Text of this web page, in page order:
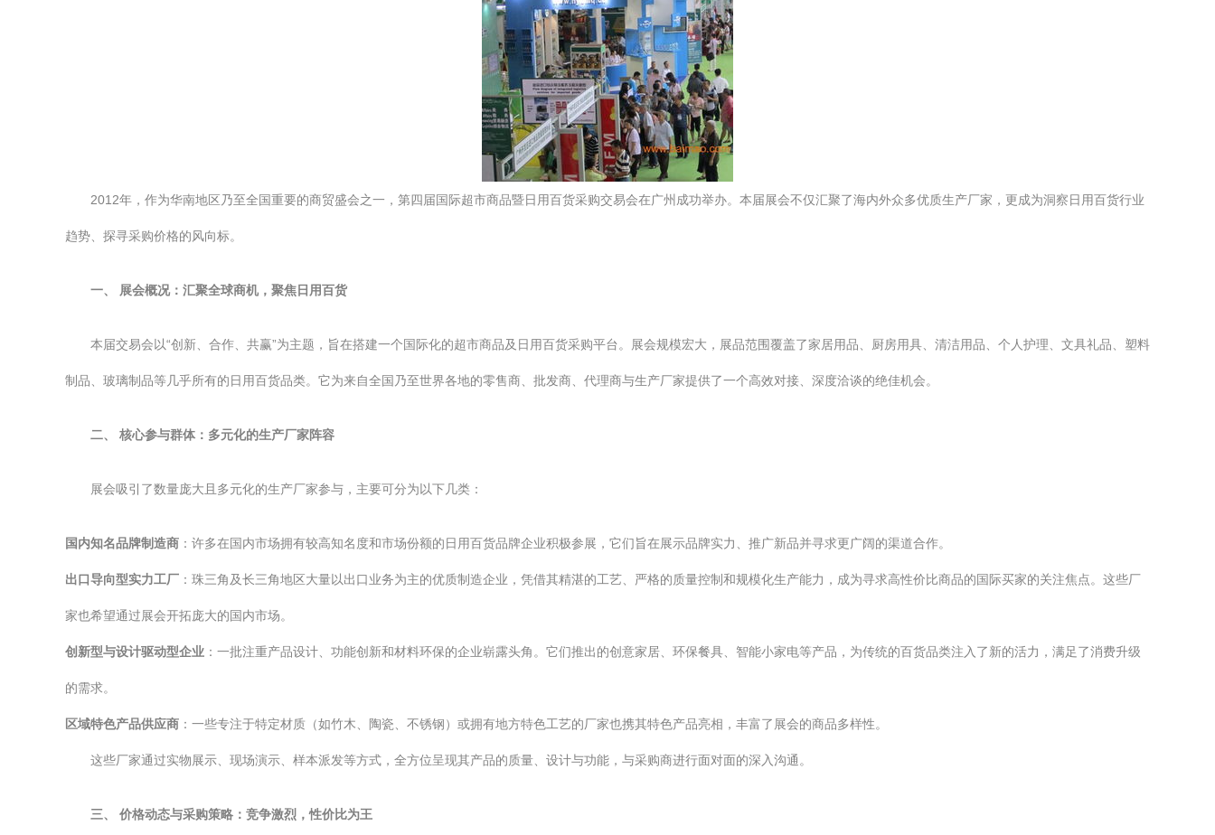
2012年，作为华南地区乃至全国重要的商贸盛会之一，第四届国际超市商品暨日用百货采购交易会在广州成功举办。本届展会不仅汇聚了海内外众多优质生产厂家，更成为洞察日用百货行业
趋势、探寻采购价格的风向标。
一、 展会概况：汇聚全球商机，聚焦日用百货
本届交易会以“创新、合作、共赢”为主题，旨在搭建一个国际化的超市商品及日用百货采购平台。展会规模宏大，展品范围覆盖了家居用品、厨房用具、清洁用品、个人护理、文具礼品、塑料
制品、玻璃制品等几乎所有的日用百货品类。它为来自全国乃至世界各地的零售商、批发商、代理商与生产厂家提供了一个高效对接、深度洽谈的绝佳机会。
二、 核心参与群体：多元化的生产厂家阵容
展会吸引了数量庞大且多元化的生产厂家参与，主要可分为以下几类：
国内知名品牌制造商 ：许多在国内市场拥有较高知名度和市场份额的日用百货品牌企业积极参展，它们旨在展示品牌实力、推广新品并寻求更广阔的渠道合作。
出口导向型实力工厂 ：珠三角及长三角地区大量以出口业务为主的优质制造企业，凭借其精湛的工艺、严格的质量控制和规模化生产能力，成为寻求高性价比商品的国际买家的关注焦点。这些厂
家也希望通过展会开拓庞大的国内市场。
创新型与设计驱动型企业 ：一批注重产品设计、功能创新和材料环保的企业崭露头角。它们推出的创意家居、环保餐具、智能小家电等产品，为传统的百货品类注入了新的活力，满足了消费升级
的需求。
区域特色产品供应商 ：一些专注于特定材质（如竹木、陶瓷、不锈钢）或拥有地方特色工艺的厂家也携其特色产品亮相，丰富了展会的商品多样性。
这些厂家通过实物展示、现场演示、样本派发等方式，全方位呈现其产品的质量、设计与功能，与采购商进行面对面的深入沟通。
三、 价格动态与采购策略：竞争激烈，性价比为王